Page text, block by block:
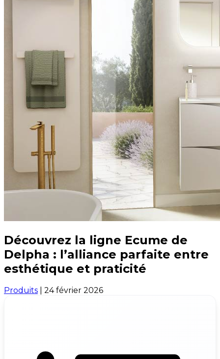
Découvrez la ligne Ecume de
Delpha : l’alliance parfaite entre
esthétique et praticité
Produits 24 février 2026